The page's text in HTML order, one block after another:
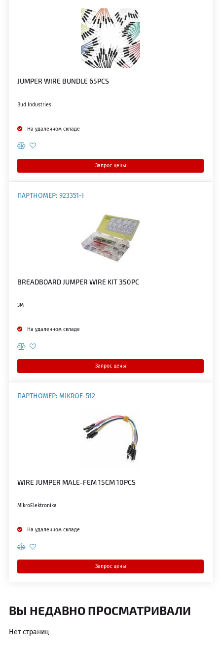
ВЫ НЕДАВНО ПРОСМАТРИВАЛИ
Нет страниц
На удаленном складе
JUMPER WIRE BUNDLE 65PCS
Bud Industries
Запрос цены
ПАРТНОМЕР: 923351-I
На удаленном складе
BREADBOARD JUMPER WIRE KIT 350PC
3M
Запрос цены
ПАРТНОМЕР: MIKROE-512
На удаленном складе
WIRE JUMPER MALE-FEM 15CM 10PCS
MikroElektronika
Запрос цены